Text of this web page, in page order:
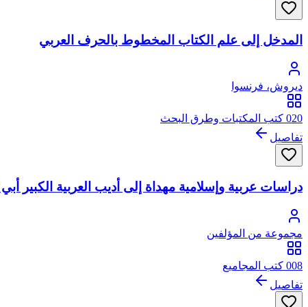
المدخل إلى علم الكتاب المخطوط بالحرف العربي
ديروش، فرنسوا
020 كتب المكتبات وطرق البحث
تفاصيل
دراسات عربية وإسلامية مهداة إلى أديب العربية الكبير
مجموعة من المؤلفين
008 كتب المجاميع
تفاصيل